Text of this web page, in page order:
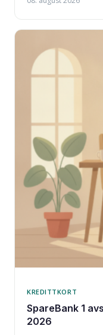
KREDITTKORT
SpareBank 1
2026